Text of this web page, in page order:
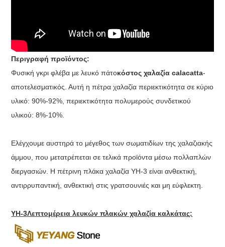
Περιγραφή προϊόντος:
Φυσική γκρι φλέβα με λευκό πάτοκόστος χαλαζία calacatta-
αποτελεσματικός. Αυτή η πέτρα χαλαζία περιεκτικότητα σε κύριο
υλικό: 90%-92%, περιεκτικότητα πολυμερούς συνδετικού
υλικού: 8%-10%.
Ελέγχουμε αυστηρά το μέγεθος των σωματιδίων της χαλαζιακής
άμμου, που μετατρέπεται σε τελικά προϊόντα μέσω πολλαπλών
διεργασιών. Η πέτρινη πλάκα χαλαζία YH-3 είναι ανθεκτική,
αντιρρυπαντική, ανθεκτική στις γρατσουνιές και μη εύφλεκτη.
YH-3Λεπτομέρεια λευκών πλακών χαλαζία καλκάτας: